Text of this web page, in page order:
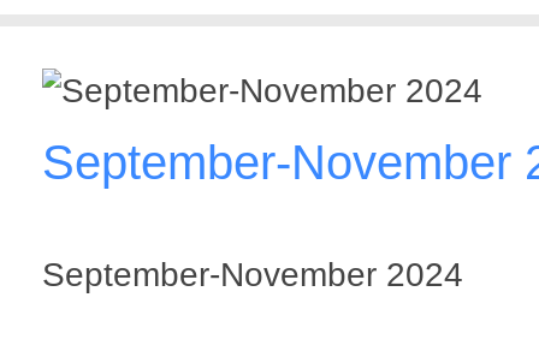
September-November
September-November 2024